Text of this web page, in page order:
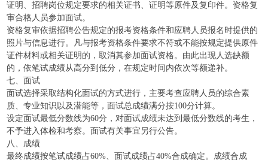
证明、招聘岗位规定要求的相关证书、证明等原件及复印件。资格复
审合格人员参加面试。
资格复审依据招聘公告规定的报考资格条件和应聘人员报名时提供的
照片与信息进行。凡与报考资格条件要求不符或不能按规定提供原件
证件材料或相关证明的，取消其参加面试资格。由此出现人选缺额
的，依笔试成绩从高分到低分，在规定时间内依次等额递补。
七、面试
面试选择采取结构化面试的方式进行，主要考查应聘人员的综合素
质、专业知识以及潜能等，面试总成绩满分按100分计算。
设定面试最低分数线为60分，对面试成绩未达到最低分数线的考生，
不予进入体检和考察。面试有关事宜另行公告。
八、成绩
最终成绩按笔试成绩占60%、面试成绩占40%合成确定。成绩合成